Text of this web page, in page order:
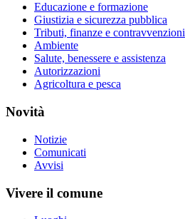
Educazione e formazione
Giustizia e sicurezza pubblica
Tributi, finanze e contravvenzioni
Ambiente
Salute, benessere e assistenza
Autorizzazioni
Agricoltura e pesca
Novità
Notizie
Comunicati
Avvisi
Vivere il comune